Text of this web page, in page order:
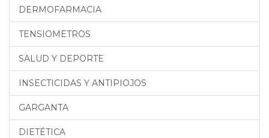
DERMOFARMACIA
TENSIOMETROS
SALUD Y DEPORTE
INSECTICIDAS Y ANTIPIOJOS
GARGANTA
DIETÉTICA